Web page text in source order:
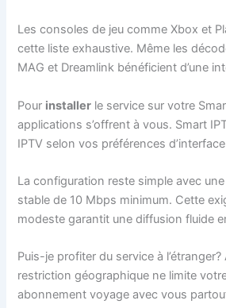
Les consoles de jeu comme Xbox et
cette liste exhaustive. Même les
MAG et Dreamlink bénéficient d’une
Pour installer le service sur votre
applications s’offrent à vous. Smart
IPTV selon vos préférences
La configuration reste simple avec
stable de 10 Mbps minimum. Cette
modeste garantit une diffusion fluide
Puis-je profiter du service à
restriction géographique ne limite
abonnement voyage avec vous